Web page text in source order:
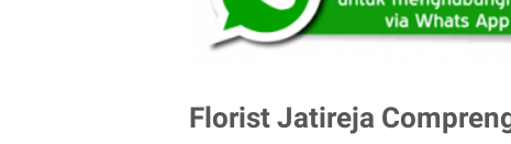
Florist Jatireja